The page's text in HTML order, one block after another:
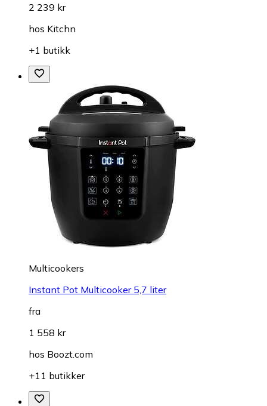
2 239 kr
hos Kitchn
+1 butikk
Multicookers
Instant Pot Multicooker 5,7 liter
fra
1 558 kr
hos Boozt.com
+11 butikker